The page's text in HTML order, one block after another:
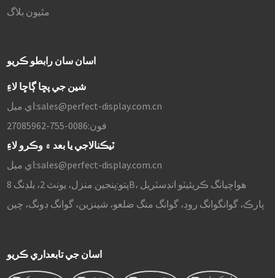
مٿيون بلاگ
اسان سان رابطو ڪريو
شين جي پڇا ڳاڇا لاءِ
اي ميل:sales@perfect-display.com.cn
فون:0086-755-27085962
ٽيڪنالاجي يا بعد ۾ وڪرو لاءِ
اي ميل:sales@perfect-display.com.cn
پتو:
پنجين منزل، يونٽ 2، بلڊنگ 8B، هواچيانگ ڪريئيٽو انڊسٽريل
پارڪ، گوانگوانگ روڊ، گوانگ منگ ضلعو، شينزين، گوانگ ڊونگ، چين
اسان جي تابعداري ڪريو